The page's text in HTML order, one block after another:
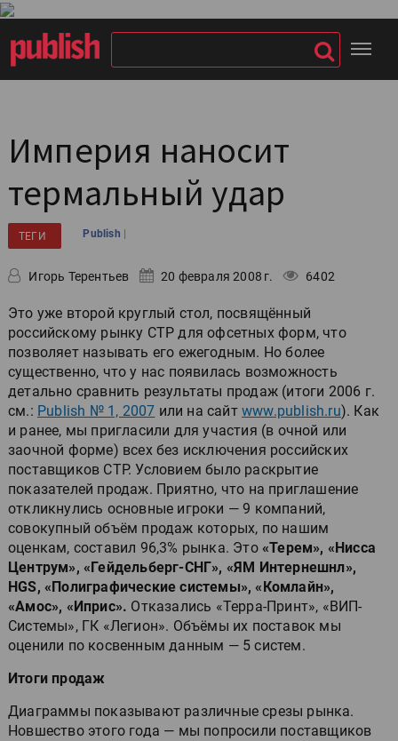
Империя наносит
термальный удар
ТЕГИ Publish |
Игорь Терентьев 20 февраля 2008 г. 6402
Это уже второй круглый стол, посвящённый
российскому рынку CTP для офсетных форм, что
позволяет называть его ежегодным. Но более
существенно, что у нас появилась возможность
детально сравнить результаты продаж (итоги 2006 г.
см.: Publish № 1, 2007 или на сайтwww.publish.ru). Как
и ранее, мы пригласили для участия (в очной или
заочной форме) всех без исключения российских
поставщиков CTP. Условием было раскрытие
показателей продаж. Приятно, что на приглашение
откликнулись основные игроки — 9 компаний,
совокупный объём продаж которых, по нашим
оценкам, составил 96,3% рынка. Это «Терем», «Нисса
Центрум», «Гейдельберг-СНГ», «ЯМ Интернешнл»,
HGS, «Полиграфические системы», «Комлайн»,
«Амос», «Иприс». Отказались «Терра-Принт», «ВИП-
Системы», ГК «Легион». Объёмы их поставок мы
оценили по косвенным данным — 5 систем.
Итоги продаж
Диаграммы показывают различные срезы рынка.
Новшество этого года — мы попросили поставщиков